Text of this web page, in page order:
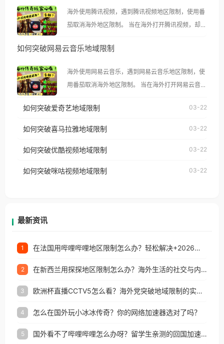
海外使用腾讯视频，遇到腾讯视频地区限制，使用番
茄取消海外地区限制。 当在海外打开腾讯视频，却突
示语。 海外用户如香港、澳门、台湾、美国、加拿
像其他音乐平台一样，出现地区及版权限制问题，且
仅能在中国大陆地区播放。 遇到这个问题的朋友们，
台湾、美国、加拿大、澳大利亚、欧洲等国家和地区
权限制所困扰。
如何突破网易云音乐地域限制
海外使用网易云音乐，遇到网易云音乐地区限制，使
用番茄取消海外地区限制。 当在海外打开网易云音
播放”的提示语。 海外用户如香港、澳门、台湾、美
制问题，且仅能在中国大陆地区播放。 遇到这个问题
户收听网易云音乐地区版权限制」的问题，无论人在
如何突破爱奇艺地域限制 03-22
如何突破喜马拉雅地域限制 03-22
如何突破优酷视频地域限制 03-22
如何突破咪咕视频地域限制 03-22
最新资讯
1 在法国用哔哩哔哩地区限制怎么办？轻松解决+2026世界杯看球攻略
2 在新西兰用探探地区限制怎么办？海外生活的社交与内容之困
3 欧洲杯直播CCTV5怎么看？海外党突破地域限制的实用指南
4 怎么在国外玩小冰冰传奇？你的网络加速器选对了吗？
5 国外看不了哔哩哔哩怎么办呀？留学生亲测的回国加速全攻略（含酷我音乐渤海银行解决方法）